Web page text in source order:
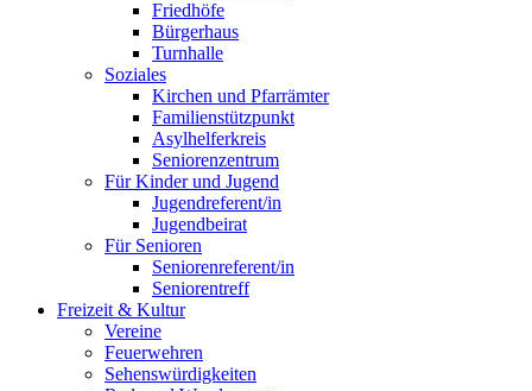
Friedhöfe
Bürgerhaus
Turnhalle
Soziales
Kirchen und Pfarrämter
Familienstützpunkt
Asylhelferkreis
Seniorenzentrum
Für Kinder und Jugend
Jugendreferent/in
Jugendbeirat
Für Senioren
Seniorenreferent/in
Seniorentreff
Freizeit & Kultur
Vereine
Feuerwehren
Sehenswürdigkeiten